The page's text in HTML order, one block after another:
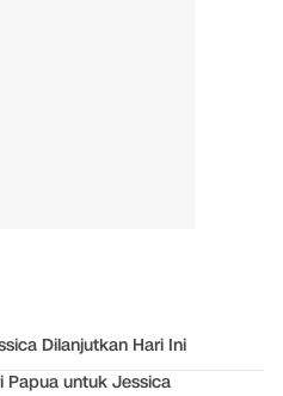
Dilanjutkan Hari Ini
Papua untuk Jessica